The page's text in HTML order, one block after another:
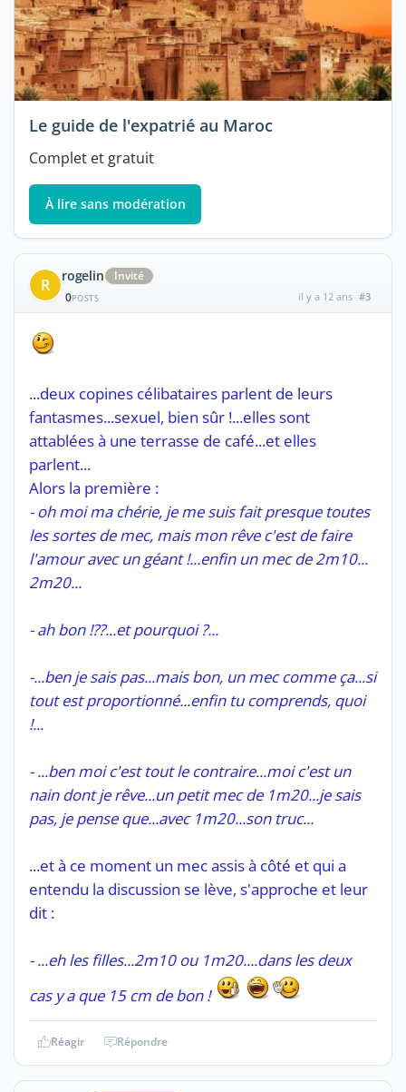
Le guide de l'expatrié au Maroc
Complet et gratuit
À lire sans modération
R rogelin
Invité
0POSTS il y a 12 ans #3
...deux copines célibataires parlent de leurs
fantasmes...sexuel, bien sûr !...elles sont
attablées à une terrasse de café...et elles
parlent...
Alors la première :
- oh moi ma chérie, je me suis fait presque toutes
les sortes de mec, mais mon rêve c'est de faire
l'amour avec un géant !...enfin un mec de 2m10...
2m20...
- ah bon !??...et pourquoi ?...
-...ben je sais pas...mais bon, un mec comme ça...si
tout est proportionné...enfin tu comprends, quoi
!...
- ...ben moi c'est tout le contraire...moi c'est un
nain dont je rêve...un petit mec de 1m20...je sais
pas, je pense que...avec 1m20...son truc...
...et à ce moment un mec assis à côté et qui a
entendu la discussion se lève, s'approche et leur
dit :
- ...eh les filles...2m10 ou 1m20....dans les deux
cas y a que 15 cm de bon !
Réagir Répondre